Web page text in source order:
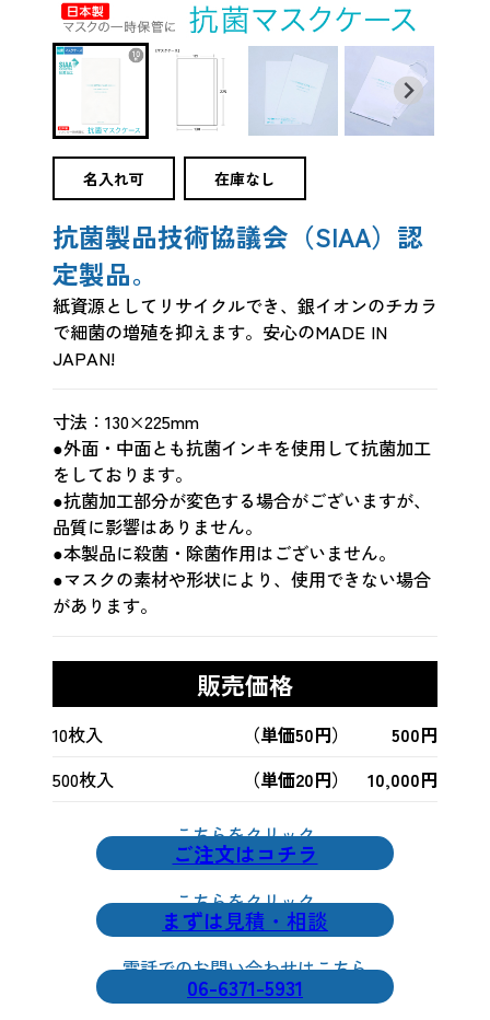
名入れ可 在庫なし
抗菌製品技術協議会（SIAA）認
定製品。
紙資源としてリサイクルでき、銀イオンのチカラ
で細菌の増殖を抑えます。安心のMADE IN
JAPAN!
寸法：130×225mm
●外面・中面とも抗菌インキを使用して抗菌加工
をしております。
●抗菌加工部分が変色する場合がございますが、
品質に影響はありません。
●本製品に殺菌・除菌作用はございません。
●マスクの素材や形状により、使用できない場合
があります。
販売価格
10枚入 （単価50円）
500円
500枚入
（単価20円） 10,000円
こちらをクリック
ご注文はコチラ
こちらをクリック
まずは 見積・相談
電話でのお問い合わせはこちら
06-6371-5931